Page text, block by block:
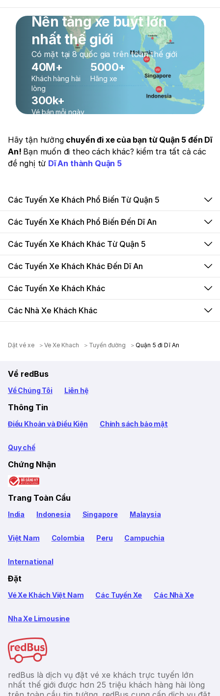
Nền tảng xe buýt lớn
nhất thế giới
Có mặt tại 8 quốc gia trên toàn thế giới
40M+
Khách hàng hài
lòng
5000+
Hãng xe
300k+
Vé bán mỗi ngày
Hãy tận hưởng chuyến đi xe của bạn từ Quận 5 đến Dĩ
An! Bạn muốn đi theo cách khác? kiểm tra tất cả các
đề nghị từ Dĩ An thành Quận 5
Các Tuyến Xe Khách Phổ Biến Từ Quận 5
Các Tuyến Xe Khách Phổ Biến Đến Dĩ An
Các Tuyến Xe Khách Khác Từ Quận 5
Các Tuyến Xe Khách Khác Đến Dĩ An
Các Tuyến Xe Khách Khác
Các Nhà Xe Khách Khác
Dặt vé xe Ve Xe Khach Tuyến đường Quận 5 đi Dĩ An
Về redBus
Về Chúng Tôi Liên hệ
Thông Tin
Điều Khoản và Điều Kiện Chính sách bảo mật
Quy chế
Chứng Nhận
Trang Toàn Cầu
India Indonesia Singapore Malaysia
Việt Nam Colombia Peru Campuchia
International
Đặt
Vé Xe Khách Việt Nam Các Tuyến Xe Các Nhà Xe
Nha Xe Limousine
redBus là dịch vụ đặt vé xe khách trực tuyến lớn
nhất thế giới được hơn 25 triệu khách hàng hài lòng